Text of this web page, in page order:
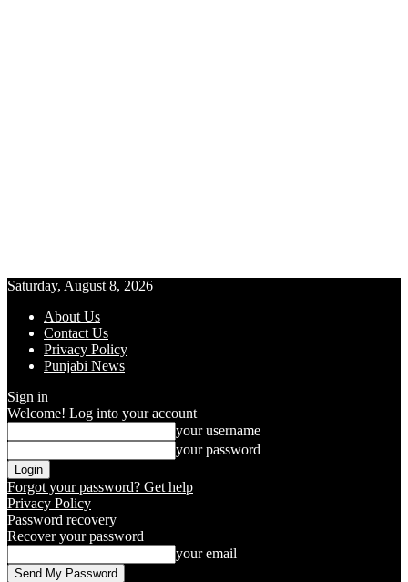
Saturday, August 8, 2026
About Us
Contact Us
Privacy Policy
Punjabi News
Sign in
Welcome! Log into your account
your username
your password
Forgot your password? Get help
Privacy Policy
Password recovery
Recover your password
your email